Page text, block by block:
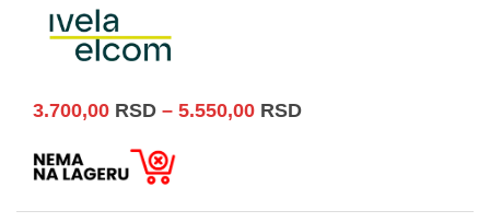
3.700,00 RSD – 5.550,00 RSD